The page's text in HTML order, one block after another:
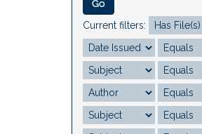
Current filters: